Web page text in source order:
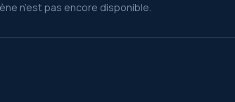
n’est pas encore disponible.